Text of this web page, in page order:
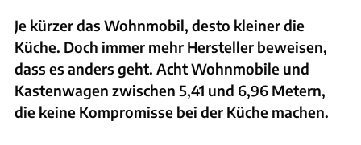
Je kürzer das Wohnmobil, desto kleiner die
Küche. Doch immer mehr Hersteller beweisen,
dass es anders geht. Acht Wohnmobile und
Kastenwagen zwischen 5,41 und 6,96 Metern,
die keine Kompromisse bei der Küche machen.